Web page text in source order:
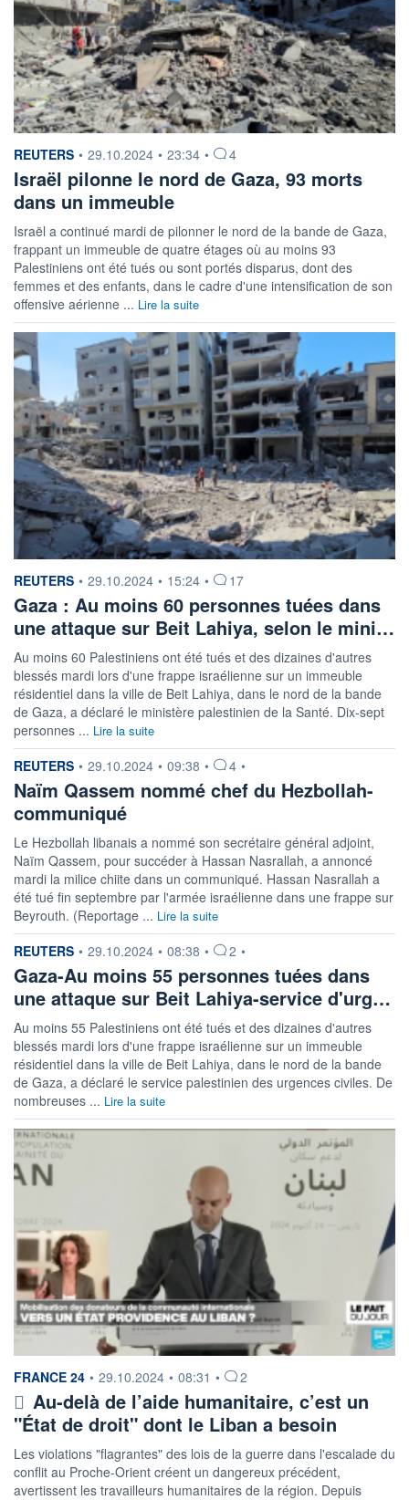
information fournie par
REUTERS • 29.10.2024 • 23:34 • 4
Israël pilonne le nord de Gaza, 93 morts
dans un immeuble
Israël a continué mardi de pilonner le nord de la bande de Gaza,
frappant un immeuble de quatre étages où au moins 93
Palestiniens ont été tués ou sont portés disparus, dont des
femmes et des enfants, dans le cadre d'une intensification de son
offensive aérienne ... Lire la suite
information fournie par
REUTERS • 29.10.2024 • 15:24 • 17
Gaza : Au moins 60 personnes tuées dans
une attaque sur Beit Lahiya, selon le mini…
Au moins 60 Palestiniens ont été tués et des dizaines d'autres
blessés mardi lors d'une frappe israélienne sur un immeuble
résidentiel dans la ville de Beit Lahiya, dans le nord de la bande
de Gaza, a déclaré le ministère palestinien de la Santé. Dix-sept
personnes ... Lire la suite
information fournie par
REUTERS • 29.10.2024 • 09:38 • 4 •
Naïm Qassem nommé chef du Hezbollah-
communiqué
Le Hezbollah libanais a nommé son secrétaire général adjoint,
Naïm Qassem, pour succéder à Hassan Nasrallah, a annoncé
mardi la milice chiite dans un communiqué. Hassan Nasrallah a
été tué fin septembre par l'armée israélienne dans une frappe sur
Beyrouth. (Reportage ... Lire la suite
information fournie par
REUTERS • 29.10.2024 • 08:38 • 2 •
Gaza-Au moins 55 personnes tuées dans
une attaque sur Beit Lahiya-service d'urg…
Au moins 55 Palestiniens ont été tués et des dizaines d'autres
blessés mardi lors d'une frappe israélienne sur un immeuble
résidentiel dans la ville de Beit Lahiya, dans le nord de la bande
de Gaza, a déclaré le service palestinien des urgences civiles. De
nombreuses ... Lire la suite
information fournie par
FRANCE 24 • 29.10.2024 • 08:31 • 2
Au-delà de l’aide humanitaire, c’est un
"État de droit" dont le Liban a besoin
Les violations "flagrantes" des lois de la guerre dans l'escalade du
conflit au Proche-Orient créent un dangereux précédent,
avertissent les travailleurs humanitaires de la région. Depuis